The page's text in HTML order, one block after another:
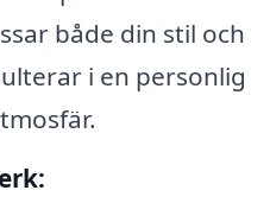
både din stil och
i en personlig